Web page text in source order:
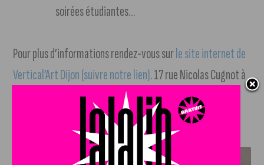
soirées étudiantes…
Pour plus d’informations rendez-vous surle site internet de
Vertical’Art Dijon (suivre notre lien). 17 rue Nicolas Cugnot à